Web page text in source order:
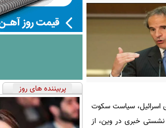
اسرائیل، سیاست سکوت
نشستی خبری در وین، از
پربیننده های روز